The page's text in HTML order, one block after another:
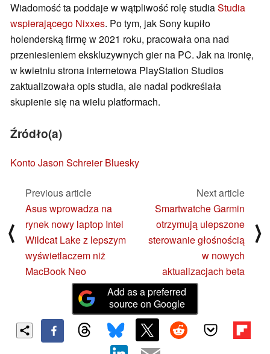
Wiadomość ta poddaje w wątpliwość rolę studiaStudia
wspierającego Nixxes. Po tym, jak Sony kupiło
holenderską firmę w 2021 roku, pracowała ona nad
przeniesieniem ekskluzywnych gier na PC. Jak na ironię,
w kwietniu strona internetowa PlayStation Studios
zaktualizowała opis studia, ale nadal podkreślała
skupienie się na wielu platformach.
Źródło(a)
Konto Jason Schreier Bluesky
⟨
Previous article
Asus wprowadza na
rynek nowy laptop Intel
Wildcat Lake z lepszym
wyświetlaczem niż
MacBook Neo
Next article
Smartwatche Garmin
otrzymują ulepszone
sterowanie głośnością
w nowych
aktualizacjach beta
⟩
Add as a preferred
source on Google